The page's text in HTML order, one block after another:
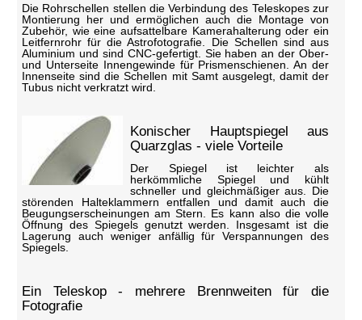
Die Rohrschellen stellen die Verbindung des Teleskopes zur
Montierung her und ermöglichen auch die Montage von
Zubehör, wie eine aufsattelbare Kamerahalterung oder ein
Leitfernrohr für die Astrofotografie. Die Schellen sind aus
Aluminium und sind CNC-gefertigt. Sie haben an der Ober-
und Unterseite Innengewinde für Prismenschienen. An der
Innenseite sind die Schellen mit Samt ausgelegt, damit der
Tubus nicht verkratzt wird.
Konischer Hauptspiegel aus
Quarzglas - viele Vorteile
Der Spiegel ist leichter als
herkömmliche Spiegel und kühlt
schneller und gleichmäßiger aus. Die
störenden Halteklammern entfallen und damit auch die
Beugungserscheinungen am Stern. Es kann also die volle
Öffnung des Spiegels genutzt werden. Insgesamt ist die
Lagerung auch weniger anfällig für Verspannungen des
Spiegels.
Ein Teleskop - mehrere Brennweiten für die
Fotografie